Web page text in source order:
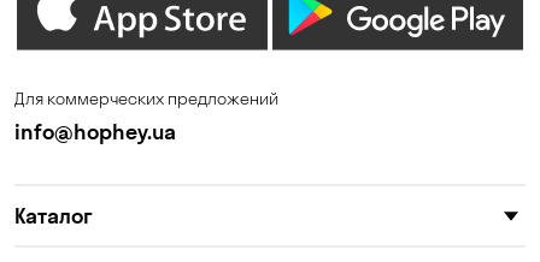
Запорожье Ирпень
Каменское
Для коммерческих предложений
info@hophey.ua
Каталог